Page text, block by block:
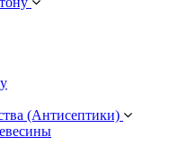
(Антисептики)